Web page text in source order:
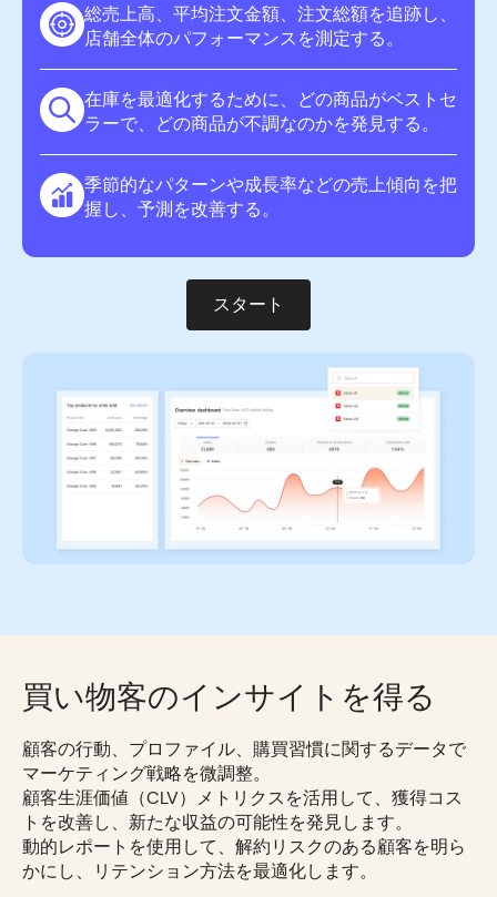
総売上高、平均注文金額、注文総額を追跡し、
店舗全体のパフォーマンスを測定する。
在庫を最適化するために、どの商品がベストセ
ラーで、どの商品が不調なのかを発見する。
季節的なパターンや成長率などの売上傾向を把
握し、予測を改善する。
スタート
買い物客のインサイトを得る
顧客の行動、プロファイル、購買習慣に関するデータで
マーケティング戦略を微調整。
顧客生涯価値（CLV）メトリクスを活用して、獲得コス
トを改善し、新たな収益の可能性を発見します。
動的レポートを使用して、解約リスクのある顧客を明ら
かにし、リテンション方法を最適化します。